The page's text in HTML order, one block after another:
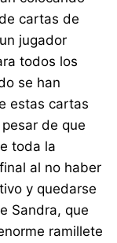
cartas de
jugador
todos los
se han
estas cartas
de que
toda la
al no haber
y quedarse
Sandra, que
ramillete